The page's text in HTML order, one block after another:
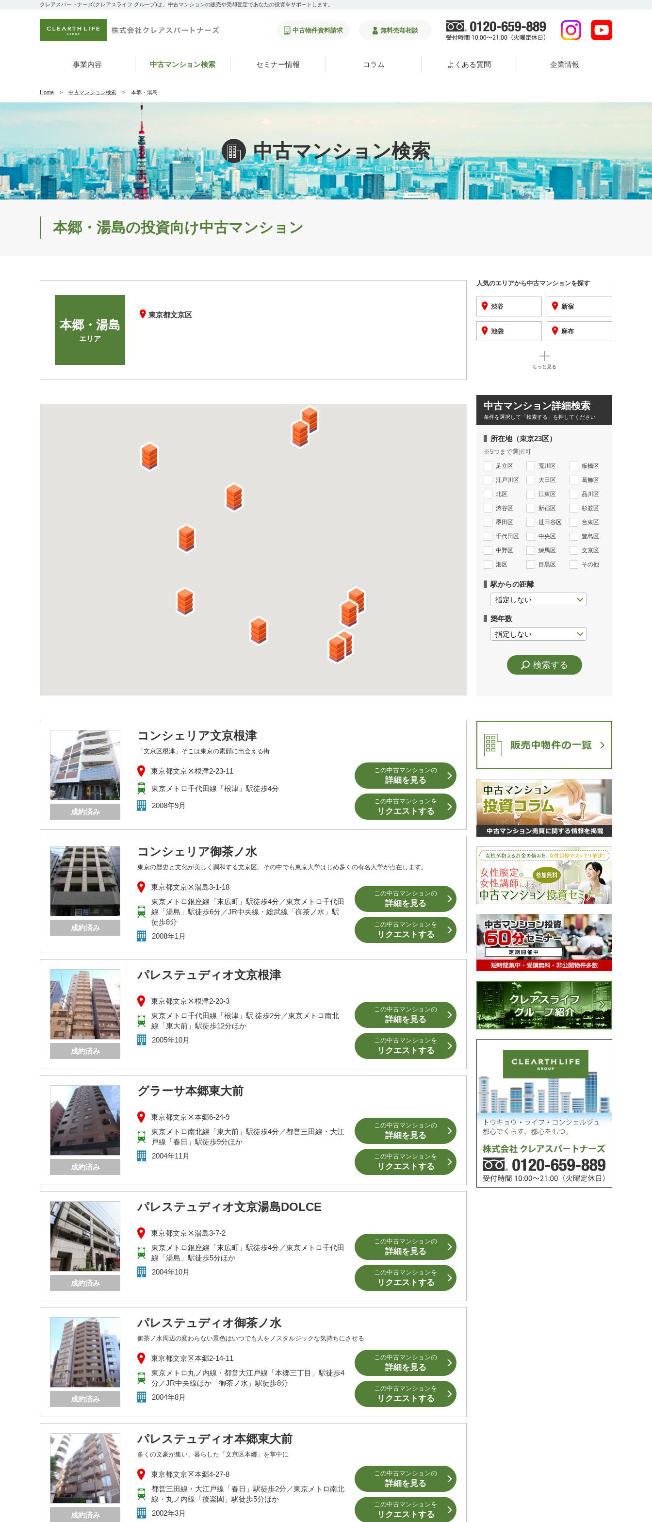
クレアスパートナーズ(クレアスライフ グループ)は、中古マンションの販売や売却査定であなたの投資をサポートします。
中古物件資料請求 無料売却相談
事業内容 中古マンション検索 セミナー情報 コラム よくある質問 企業情報
Home 中古マンション検索 本郷・湯島
中古マンション検索
本郷・湯島の投資向け中古マンション
本郷・湯島
エリア
東京都文京区
コンシェリア文京根津
成約済み
「文京区根津」そこは東京の素顔に出会える街
東京都文京区根津2-23-11
東京メトロ千代田線「根津」駅徒歩4分
2008年9月
この中古マンションの
詳細を見る
この中古マンションを
リクエストする
コンシェリア御茶ノ水
成約済み
東京の歴史と文化が美しく調和する文京区。その中でも東京大学はじめ多くの有名大学が点在します。
東京都文京区湯島3-1-18
東京メトロ銀座線「末広町」駅徒歩4分／東京メトロ千代田
線「湯島」駅徒歩6分／JR中央線・総武線「御茶ノ水」駅
徒歩8分
2008年1月
この中古マンションの
詳細を見る
この中古マンションを
リクエストする
パレステュディオ文京根津
成約済み
東京都文京区根津2-20-3
東京メトロ千代田線「根津」駅 徒歩2分／東京メトロ南北
線「東大前」駅徒歩12分ほか
2005年10月
この中古マンションの
詳細を見る
この中古マンションを
リクエストする
グラーサ本郷東大前
成約済み
東京都文京区本郷6-24-9
東京メトロ南北線「東大前」駅徒歩4分／都営三田線・大江
戸線「春日」駅徒歩9分ほか
2004年11月
この中古マンションの
詳細を見る
この中古マンションを
リクエストする
パレステュディオ文京湯島DOLCE
成約済み
東京都文京区湯島3-7-2
東京メトロ銀座線「末広町」駅徒歩4分／東京メトロ千代田
線「湯島」駅徒歩5分ほか
2004年10月
この中古マンションの
詳細を見る
この中古マンションを
リクエストする
パレステュディオ御茶ノ水
成約済み
御茶ノ水周辺の変わらない景色はいつでも人をノスタルジックな気持ちにさせる
東京都文京区本郷2-14-11
東京メトロ丸ノ内線・都営大江戸線「本郷三丁目」駅徒歩4
分／JR中央線ほか「御茶ノ水」駅徒歩8分
2004年8月
この中古マンションの
詳細を見る
この中古マンションを
リクエストする
パレステュディオ本郷東大前
成約済み
多くの文豪が集い、暮らした「文京区本郷」を掌中に
東京都文京区本郷4-27-8
都営三田線・大江戸線「春日」駅徒歩2分／東京メトロ南北
線・丸ノ内線「後楽園」駅徒歩5分ほか
2002年3月
この中古マンションの
詳細を見る
この中古マンションを
リクエストする
⼈気のエリアから中古マンションを探す
渋谷 新宿
池袋 麻布
もっと見る
中古マンション詳細検索
条件を選択して「検索する」を押してください
所在地（東京23区）
※5つまで選択可
足立区 荒川区 板橋区
江戸川区 大田区 葛飾区
北区 江東区 品川区
渋谷区 新宿区 杉並区
墨田区 世田谷区 台東区
千代田区 中央区 豊島区
中野区 練馬区 文京区
港区 目黒区 その他
駅からの距離
築年数
検索する